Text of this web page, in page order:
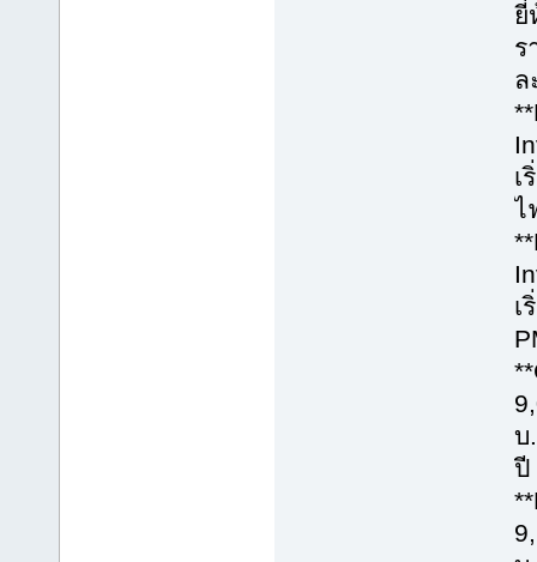
ยี่
ร
ล
เ
ไ
เ
บ
ปี